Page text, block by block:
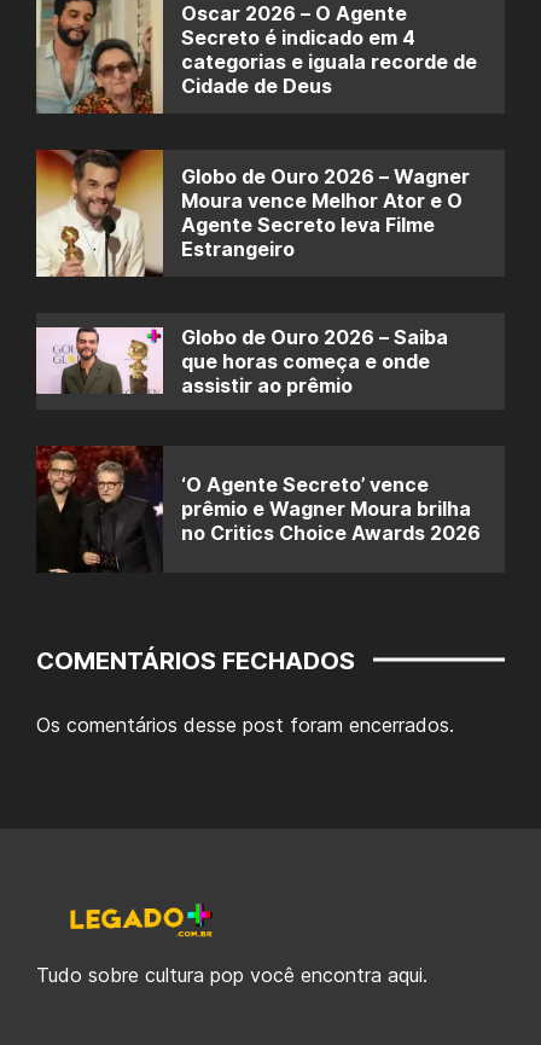
Oscar 2026 – O Agente
Secreto é indicado em 4
categorias e iguala recorde de
Cidade de Deus
Globo de Ouro 2026 – Wagner
Moura vence Melhor Ator e O
Agente Secreto leva Filme
Estrangeiro
Globo de Ouro 2026 – Saiba
que horas começa e onde
assistir ao prêmio
‘O Agente Secreto’ vence
prêmio e Wagner Moura brilha
no Critics Choice Awards 2026
COMENTÁRIOS FECHADOS
Os comentários desse post foram encerrados.
Tudo sobre cultura pop você encontra aqui.